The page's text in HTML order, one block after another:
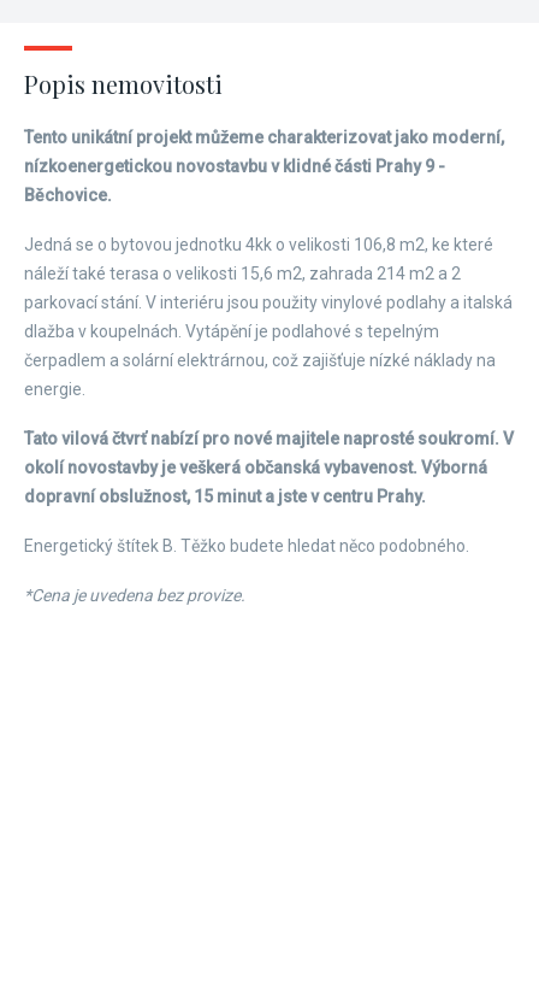
Popis nemovitosti
Tento unikátní projekt můžeme charakterizovat jako moderní,
nízkoenergetickou novostavbu v klidné části Prahy 9 -
Běchovice.
Jedná se o bytovou jednotku 4kk o velikosti 106,8 m2, ke které
náleží také terasa o velikosti 15,6 m2, zahrada 214 m2 a 2
parkovací stání. V interiéru jsou použity vinylové podlahy a italská
dlažba v koupelnách. Vytápění je podlahové s tepelným
čerpadlem a solární elektrárnou, což zajišťuje nízké náklady na
energie.
Tato vilová čtvrť nabízí pro nové majitele naprosté soukromí. V
okolí novostavby je veškerá občanská vybavenost. Výborná
dopravní obslužnost, 15 minut a jste v centru Prahy.
Energetický štítek B. Těžko budete hledat něco podobného.
*Cena je uvedena bez provize.